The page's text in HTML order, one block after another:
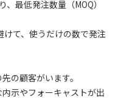
最低発注数量（MOQ）
けて、使うだけの数で発注
の顧客がいます。
示やフォーキャストが出